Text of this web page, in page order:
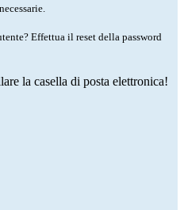
Effettua il reset della password
la casella di posta elettronica!